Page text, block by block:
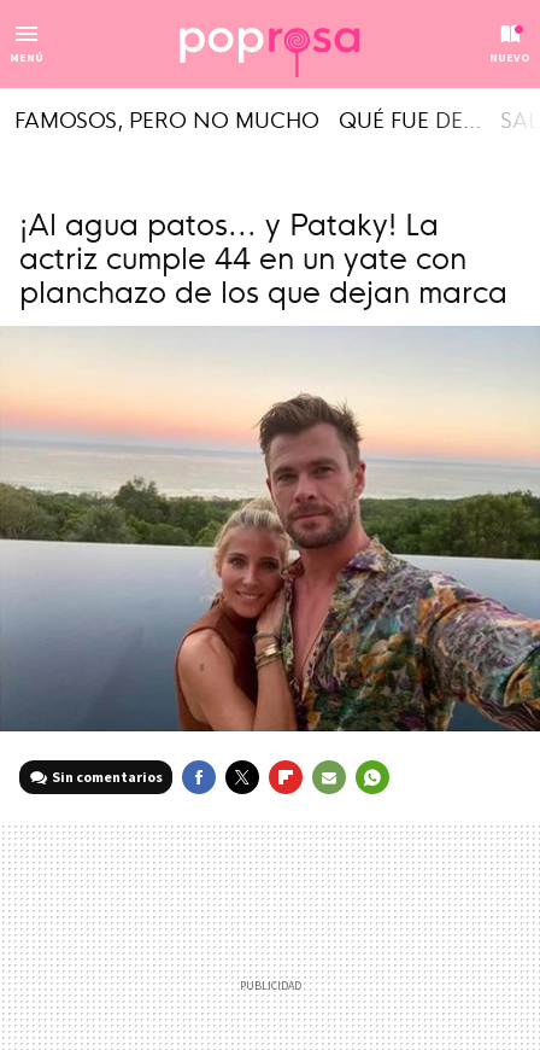
MENÚ NUEVO
FAMOSOS, PERO NO MUCHO QUÉ FUE DE...
¡Al agua patos... y Pataky! La
actriz cumple 44 en un yate con
planchazo de los que dejan marca
Sin comentarios
MAIL